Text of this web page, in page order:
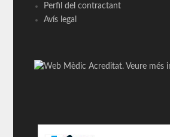
Perfil del contractant
Avís legal